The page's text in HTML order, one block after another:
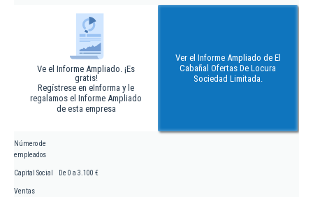
Ve el Informe Ampliado. ¡Es
gratis!
Regístrese en eInforma y le
regalamos el Informe Ampliado
de esta empresa
Ver el Informe Ampliado de El
Cabañal Ofertas De Locura
Sociedad Limitada.
Número de
empleados
Capital Social De 0 a 3.100 €
Ventas